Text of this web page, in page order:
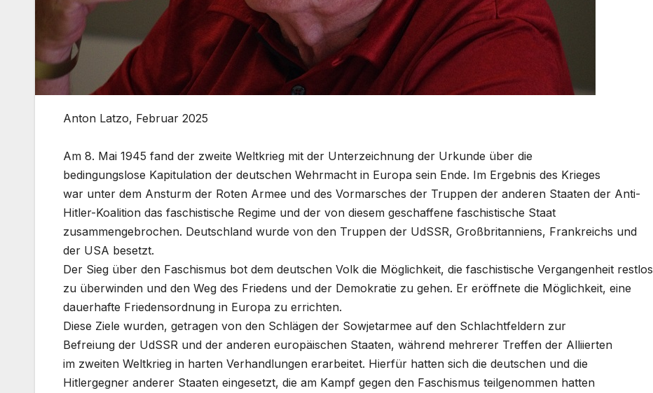
Anton Latzo, Februar 2025
Am 8. Mai 1945 fand der zweite Weltkrieg mit der Unterzeichnung der Urkunde über die
bedingungslose Kapitulation der deutschen Wehrmacht in Europa sein Ende. Im Ergebnis des Krieges
war unter dem Ansturm der Roten Armee und des Vormarsches der Truppen der anderen Staaten der Anti-
Hitler-Koalition das faschistische Regime und der von diesem geschaffene faschistische Staat
zusammengebrochen. Deutschland wurde von den Truppen der UdSSR, Großbritanniens, Frankreichs und
der USA besetzt.
Der Sieg über den Faschismus bot dem deutschen Volk die Möglichkeit, die faschistische Vergangenheit restlos
zu überwinden und den Weg des Friedens und der Demokratie zu gehen. Er eröffnete die Möglichkeit, eine
dauerhafte Friedensordnung in Europa zu errichten.
Diese Ziele wurden, getragen von den Schlägen der Sowjetarmee auf den Schlachtfeldern zur
Befreiung der UdSSR und der anderen europäischen Staaten, während mehrerer Treffen der Alliierten
im zweiten Weltkrieg in harten Verhandlungen erarbeitet. Hierfür hatten sich die deutschen und die
Hitlergegner anderer Staaten eingesetzt, die am Kampf gegen den Faschismus teilgenommen hatten